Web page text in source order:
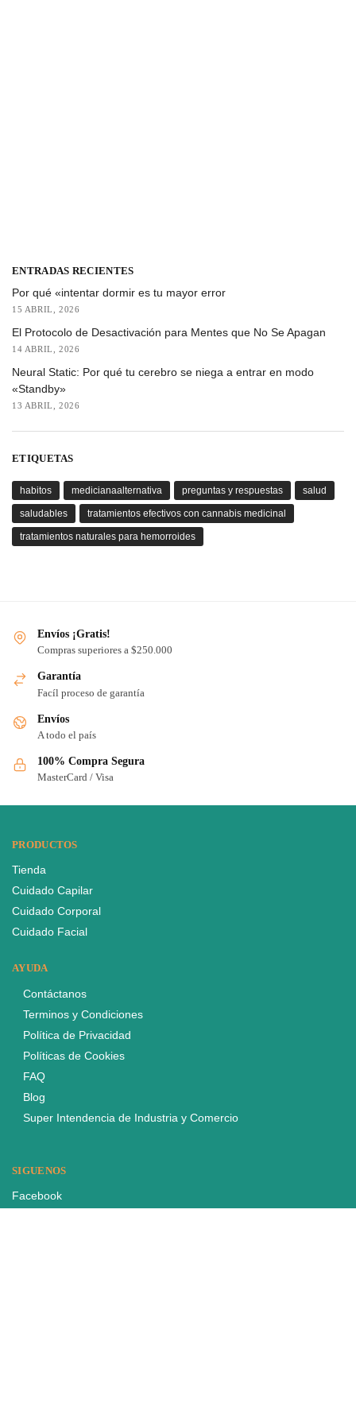
ENTRADAS RECIENTES
Por qué «intentar dormir es tu mayor error
15 ABRIL, 2026
El Protocolo de Desactivación para Mentes que No Se Apagan
14 ABRIL, 2026
Neural Static: Por qué tu cerebro se niega a entrar en modo
«Standby»
13 ABRIL, 2026
ETIQUETAS
habitos medicianaalternativa preguntas y respuestas salud
saludables tratamientos efectivos con cannabis medicinal
tratamientos naturales para hemorroides
Envíos ¡Gratis!
Compras superiores a $250.000
Garantía
Facíl proceso de garantía
Envíos
A todo el país
100% Compra Segura
MasterCard / Visa
PRODUCTOS
Tienda
Cuidado Capilar
Cuidado Corporal
Cuidado Facial
AYUDA
Contáctanos
Terminos y Condiciones
Política de Privacidad
Políticas de Cookies
FAQ
Blog
Super Intendencia de Industria y Comercio
SIGUENOS
Facebook